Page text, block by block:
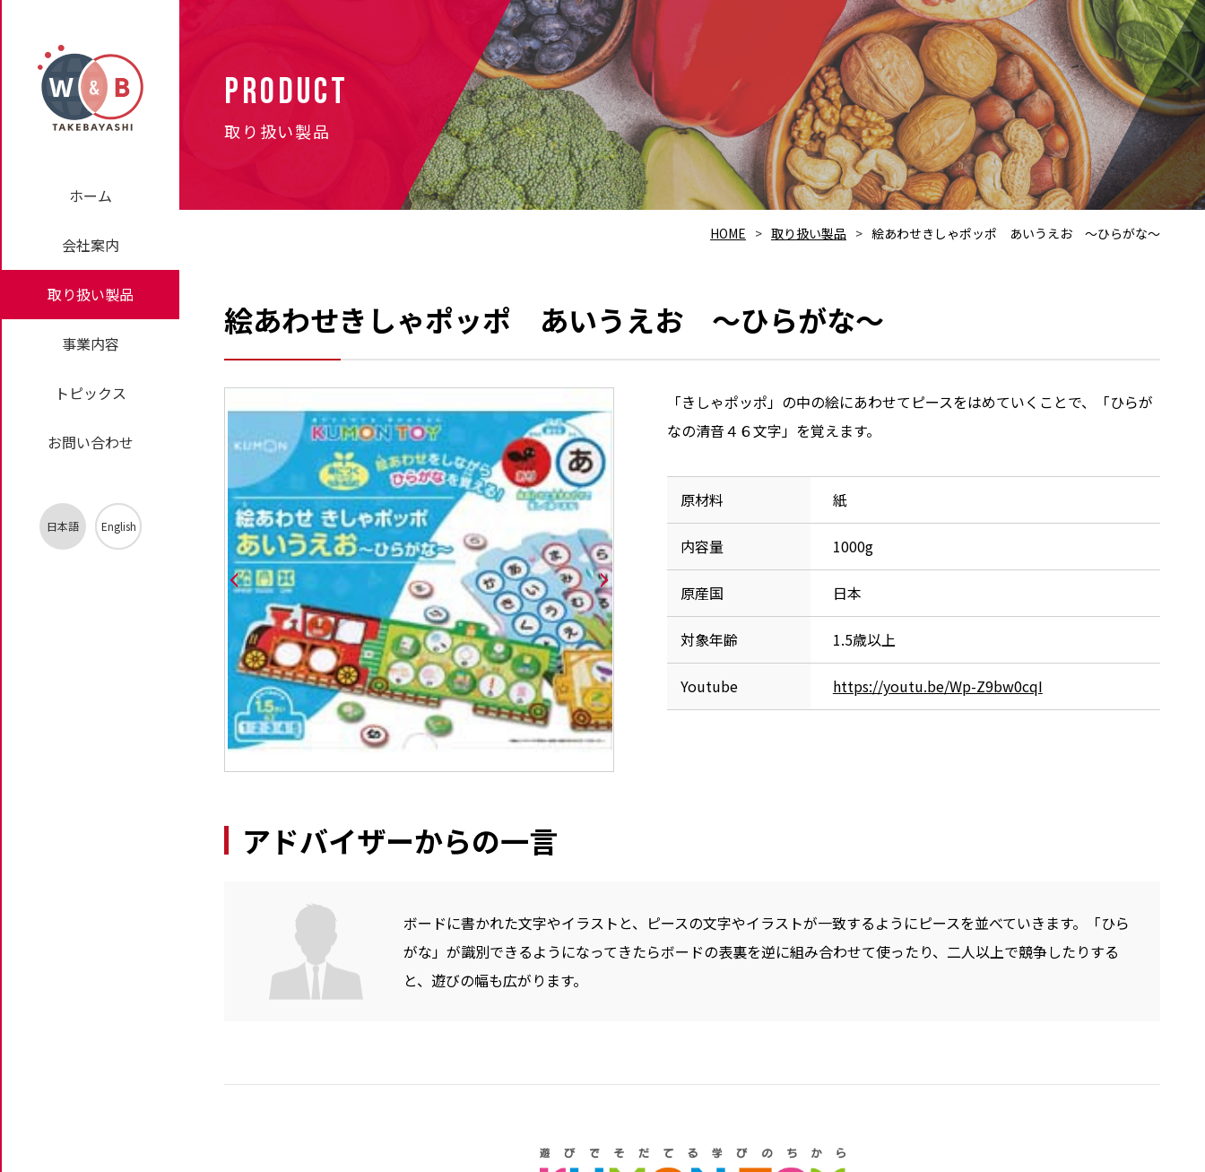
ホーム
会社案内
取り扱い製品
事業内容
トピックス
お問い合わせ
日本語 English
PRODUCT
取り扱い製品
HOME 取り扱い製品 絵あわせきしゃポッポ あいうえお ～ひらがな～
絵あわせきしゃポッポ あいうえお ～ひらがな～
「きしゃポッポ」の中の絵にあわせてピースをはめていくことで、「ひらが
なの清音４６文字」を覚えます。
原材料 紙
内容量 1000g
原産国 日本
対象年齢 1.5歳以上
Youtube https://youtu.be/Wp-Z9bw0cqI
アドバイザーからの一言
ボードに書かれた文字やイラストと、ピースの文字やイラストが一致するようにピースを並べていきます。「ひら
がな」が識別できるようになってきたらボードの表裏を逆に組み合わせて使ったり、二人以上で競争したりする
と、遊びの幅も広がります。